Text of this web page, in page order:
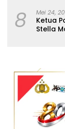
8 Mei 24,
Ketua
Stella